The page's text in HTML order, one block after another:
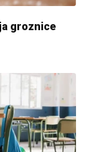
groznice